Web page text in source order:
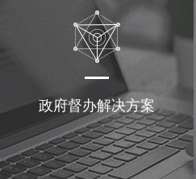
政府督办解决方案